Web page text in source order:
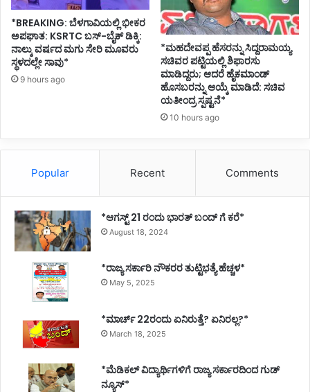
ಸ
ನ
ಅ
*BREAKING: ಬೆಳಗಾವಿಯಲ್ಲಿ ಭೀಕರ
ಅಪಘಾತ: KSRTC ಬಸ್-ಬೈಕ್ ಡಿಕ್ಕಿ:
ನಾಲ್ಕು ವರ್ಷದ ಮಗು ಸೇರಿ ಮೂವರು
ಸ್ಥಳದಲ್ಲೇ ಸಾವು*
9 hours ago
*ಮಹದೇವಪ್ಪ ಹೆಸರನ್ನು ಸಿದ್ದರಾಮಯ್ಯ
ಸಚಿವರ ಪಟ್ಟಿಯಲ್ಲಿ ಶಿಫಾರಸು
ಮಾಡಿದ್ದರು; ಆದರೆ ಹೈಕಮಾಂಡ್
ಹೊಸಬರನ್ನು ಆಯ್ಕೆ ಮಾಡಿದೆ: ಸಚಿವ
ಯತೀಂದ್ರ ಸ್ಪಷ್ಟನೆ*
10 hours ago
Popular Recent Comments
*ಆಗಸ್ಟ್ 21 ರಂದು ಭಾರತ್‌ ಬಂದ್‌ ಗೆ ಕರೆ*
August 18, 2024
*ರಾಜ್ಯ ಸರ್ಕಾರಿ ನೌಕರರ ತುಟ್ಟಿಭತ್ಯೆ ಹೆಚ್ಚಳ*
May 5, 2025
*ಮಾರ್ಚ್ 22ರಂದು ಏನಿರುತ್ತೆ? ಏನಿರಲ್ಲ?*
March 18, 2025
*ಮೆಡಿಕಲ್ ವಿದ್ಯಾರ್ಥಿಗಳಿಗೆ ರಾಜ್ಯ ಸರ್ಕಾರದಿಂದ ಗುಡ್
ನ್ಯೂಸ್*